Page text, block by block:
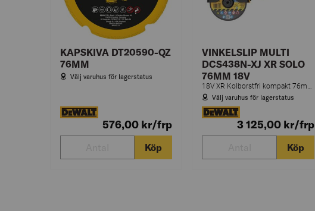
KAPSKIVA DT20590-QZ
76MM
Välj varuhus för lagerstatus
576,00 kr/frp
Köp
VINKELSLIP MULTI
DCS438N-XJ XR SOLO
76MM 18V
Välj varuhus för lagerstatus
3 125,00 kr/frp
Köp